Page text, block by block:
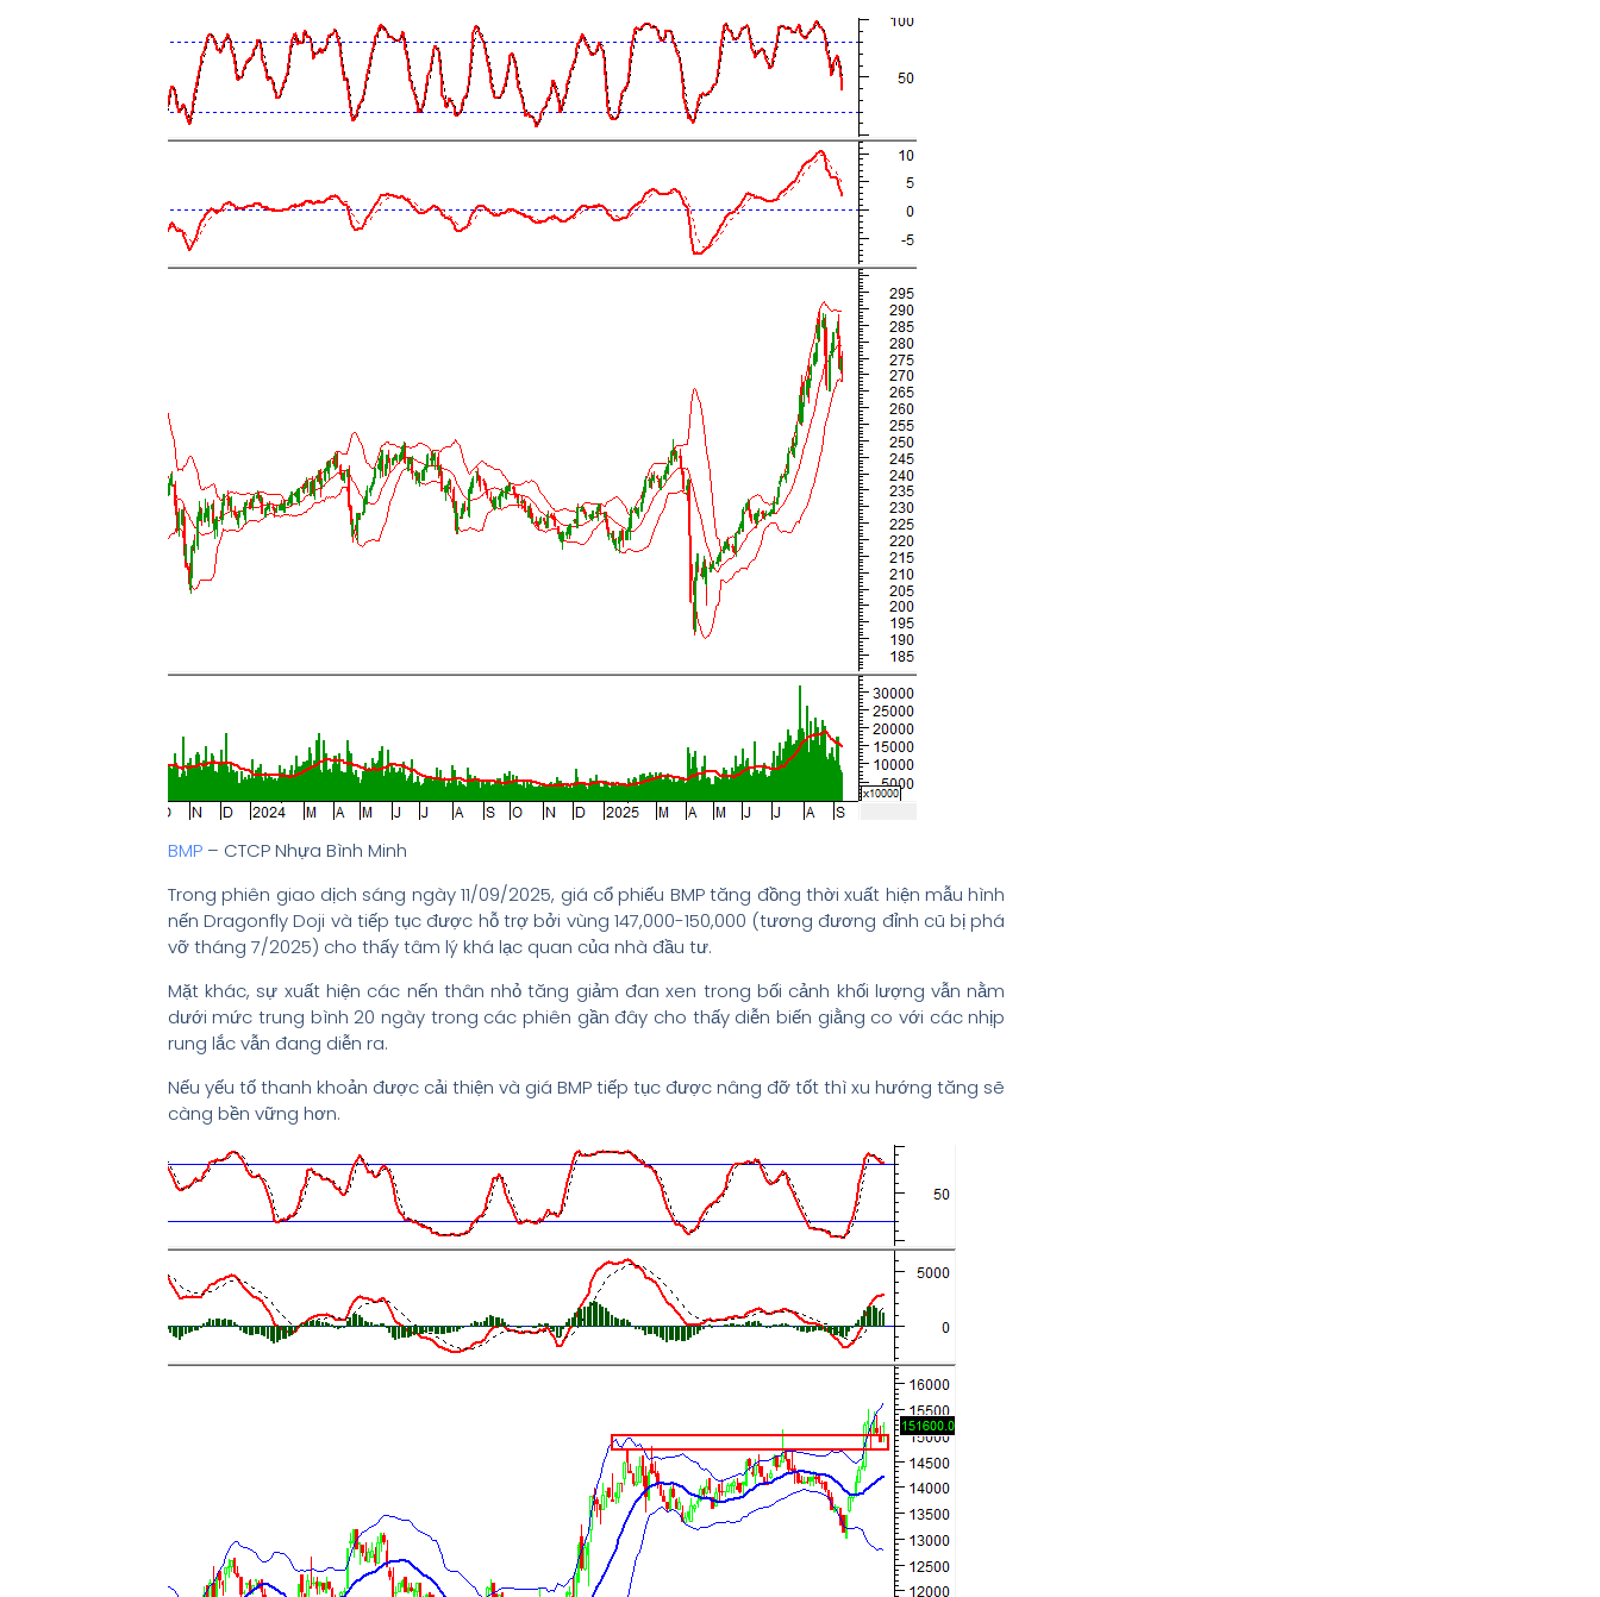
BMP– CTCP Nhựa Bình Minh
Trong phiên giao dịch sáng ngày 11/09/2025, giá cổ phiếu BMP tăng đồng thời xuất hiện mẫu hình
nến Dragonfly Doji và tiếp tục được hỗ trợ bởi vùng 147,000-150,000 (tương đương đỉnh cũ bị phá
vỡ tháng 7/2025) cho thấy tâm lý khá lạc quan của nhà đầu tư.
Mặt khác, sự xuất hiện các nến thân nhỏ tăng giảm đan xen trong bối cảnh khối lượng vẫn nằm
dưới mức trung bình 20 ngày trong các phiên gần đây cho thấy diễn biến giằng co với các nhịp
rung lắc vẫn đang diễn ra.
Nếu yếu tố thanh khoản được cải thiện và giá BMP tiếp tục được nâng đỡ tốt thì xu hướng tăng sẽ
càng bền vững hơn.